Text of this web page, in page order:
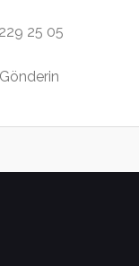
25 05